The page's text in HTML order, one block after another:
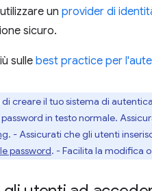
un provider di
sicuro.
sullebest practice per
di creare il tuo sistema di
in testo normale.
. - Assicurati che gli utenti
password. - Facilita la modifica